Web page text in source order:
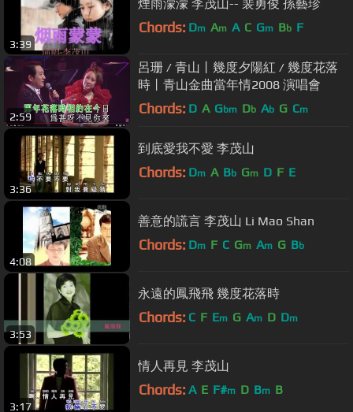
3:39
煙雨濛濛 李茂山-- 裴勇俊 孫藝珍
Chords: Dm Am A C Gm Bb F
2:59
呂珊 / 青山丨幾度夕陽紅 / 幾度花落
時丨青山金曲當年情2008 演唱會
Chords: D A Gbm Db Ab G Cm
3:36
到底愛我不愛 李茂山
Chords: Dm A Bb Gm D F E
4:08
善意的謊言 李茂山 Li Mao Shan
Chords: Dm F C Gm Am G Bb
3:53
永遠的鳳飛飛 幾度花落時
Chords: C F Em G Am D Dm
3:17
情人再見 李茂山
Chords: A E F#m D Bm B